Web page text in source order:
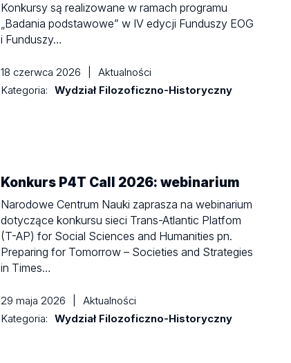
Konkursy są realizowane w ramach programu
„Badania podstawowe” w IV edycji Funduszy EOG
i Funduszy…
18 czerwca 2026
Aktualności
Kategoria: Wydział Filozoficzno-Historyczny
Konkurs P4T Call 2026: webinarium
Narodowe Centrum Nauki zaprasza na webinarium
dotyczące konkursu sieci Trans-Atlantic Platfom
(T-AP) for Social Sciences and Humanities pn.
Preparing for Tomorrow – Societies and Strategies
in Times…
29 maja 2026
Aktualności
Kategoria: Wydział Filozoficzno-Historyczny